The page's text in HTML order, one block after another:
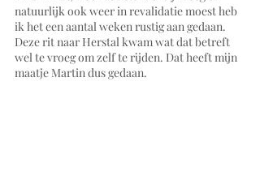
natuurlijk ook weer in revalidatie moest heb
ik het een aantal weken rustig aan gedaan.
Deze rit naar Herstal kwam wat dat betreft
wel te vroeg om zelf te rijden. Dat heeft mijn
maatje Martin dus gedaan.